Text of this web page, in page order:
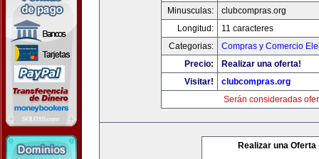
Minusculas:
clubcompras.org
Longitud:
11 caracteres
Categorias:
Compras y Comercio
Precio:
Realizar una oferta!
Visitar!
clubcompras.org
Serán consideradas
Realizar una Oferta